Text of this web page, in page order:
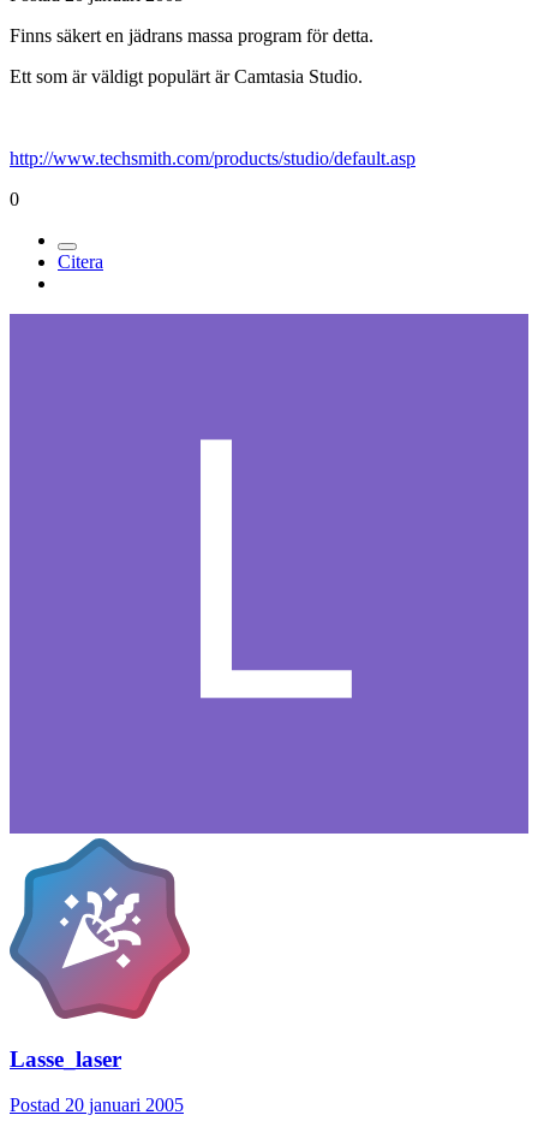
Finns säkert en jädrans massa program för detta.
Ett som är väldigt populärt är Camtasia Studio.
http://www.techsmith.com/products/studio/default.asp
0
Citera
Lasse_laser
Postad 20 januari 2005